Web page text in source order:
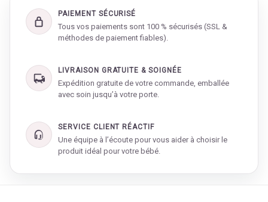
PAIEMENT SÉCURISÉ
Tous vos paiements sont 100 % sécurisés (SSL &
méthodes de paiement fiables).
LIVRAISON GRATUITE & SOIGNÉE
Expédition gratuite de votre commande, emballée
avec soin jusqu’à votre porte.
SERVICE CLIENT RÉACTIF
Une équipe à l’écoute pour vous aider à choisir le
produit idéal pour votre bébé.